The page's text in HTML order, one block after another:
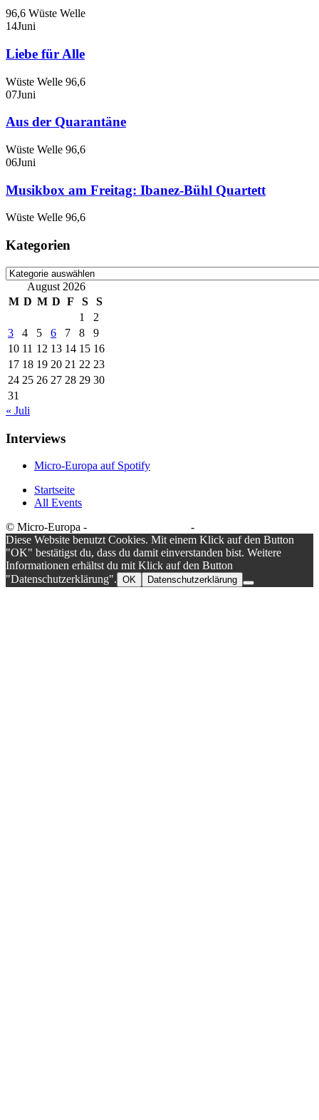
96,6 Wüste Welle
14Juni
Liebe für Alle
Wüste Welle 96,6
07Juni
Aus der Quarantäne
Wüste Welle 96,6
06Juni
Musikbox am Freitag: Ibanez-Bühl Quartett
Wüste Welle 96,6
Kategorien
Kategorien
August 2026
M D M D F S
S
1
2
3
4 5 6 7 8
9
10 11 12 13 14 15 16
17 18 19 20 21 22 23
24 25 26 27 28 29 30
31
« Juli
Interviews
Micro-Europa auf Spotify
Startseite
All Events
© Micro-Europa -
-
Diese Website benutzt Cookies. Mit einem Klick auf den Button
"OK" bestätigst du, dass du damit einverstanden bist. Weitere
Informationen erhältst du mit Klick auf den Button
"Datenschutzerklärung". OK Datenschutzerklärung